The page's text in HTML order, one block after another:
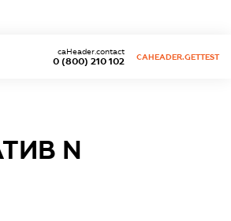
0 (800) 210 102
caHeader.contact
CAHEADER.GETTEST
N